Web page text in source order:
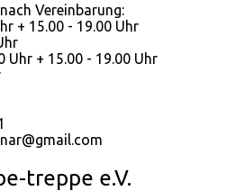
Vereinbarung:
+ 15.00 - 19.00 Uhr
Uhr + 15.00 - 19.00 Uhr
treppe e.V.